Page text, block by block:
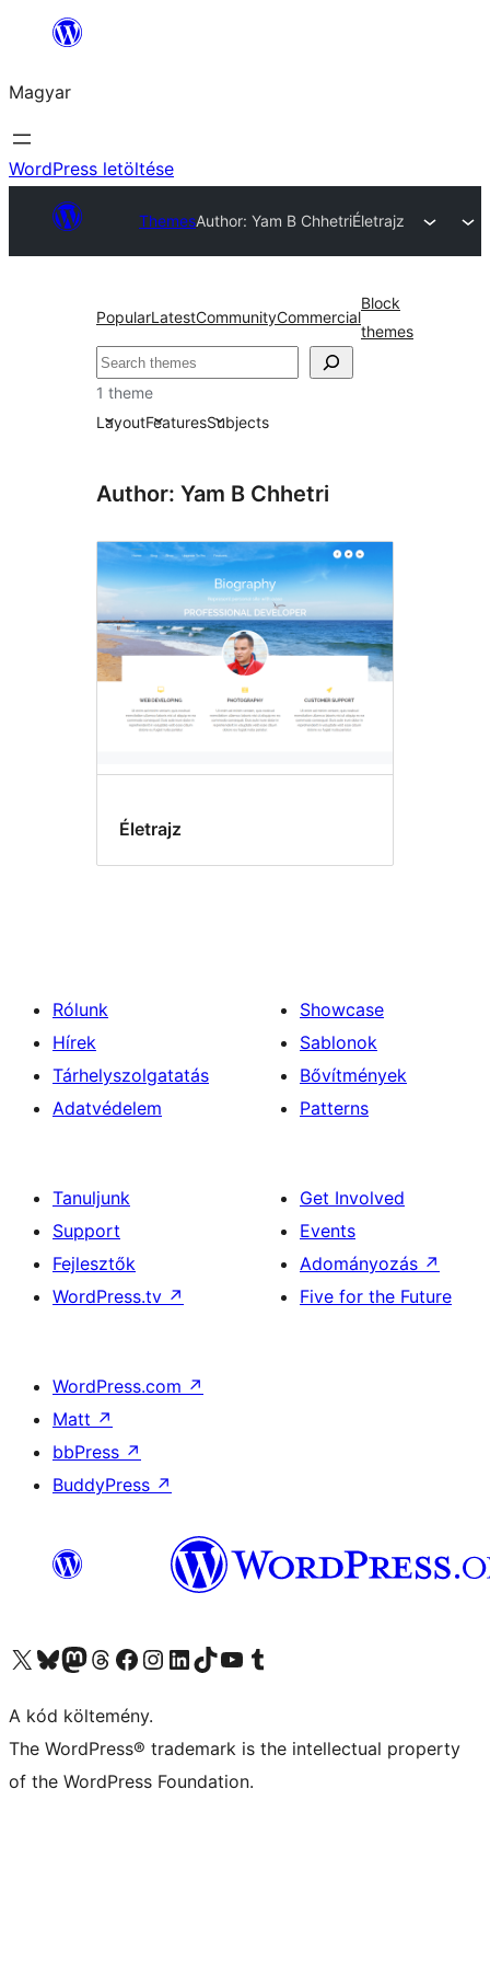
Ugrás
tartalomhoz
Magyar
WordPress letöltése
ThemesAuthor: Yam B ChhetriÉletrajz
PopularLatestCommunityCommercial
Block
themes
Keresés
1 theme
LayoutFeaturesSubjects
Author: Yam B Chhetri
Életrajz
Rólunk
Hírek
Tárhelyszolgatatás
Adatvédelem
Showcase
Sablonok
Bővítmények
Patterns
Tanuljunk
Support
Fejlesztők
WordPress.tv ↗
Get Involved
Events
Adományozás ↗
Five for the Future
WordPress.com ↗
Matt ↗
bbPress ↗
BuddyPress ↗
Visit our X (formerly Twitter) account
Visit our Bluesky account
Twitter csatornánk
Visit our Threads account
Facebook oldalunk megtekintése
Visit our Instagram account
Visit our LinkedIn account
Visit our TikTok account
Visit our YouTube channel
Visit our Tumblr account
A kód költemény.
The WordPress® trademark is the intellectual property
of the WordPress Foundation.